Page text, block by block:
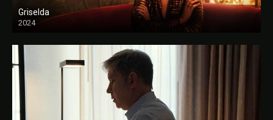
Griselda
2024